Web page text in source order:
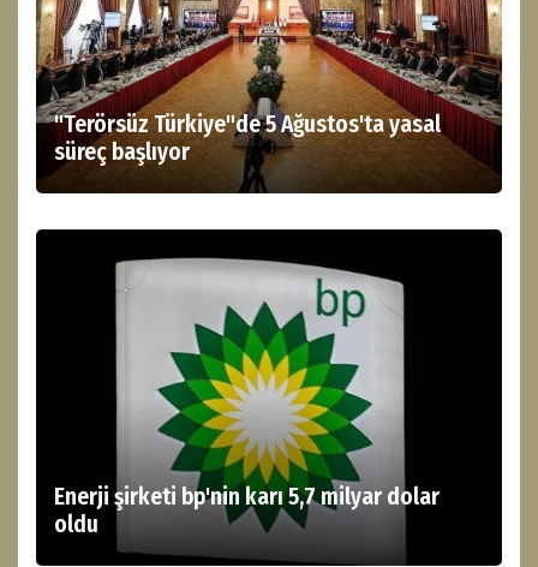
"Terörsüz Türkiye"de 5 Ağustos'ta yasal
süreç başlıyor
Enerji şirketi bp'nin karı 5,7 milyar dolar
oldu